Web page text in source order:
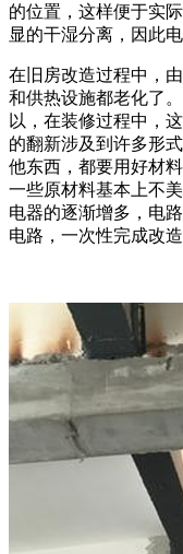
的位置，这样便于实
显的干湿分离，因此
在旧房改造过程中，
和供热设施都老化了
以，在装修过程中，
的翻新涉及到许多形
他东西，都要用好材
一些原材料基本上不
电器的逐渐增多，电
电路，一次性完成改